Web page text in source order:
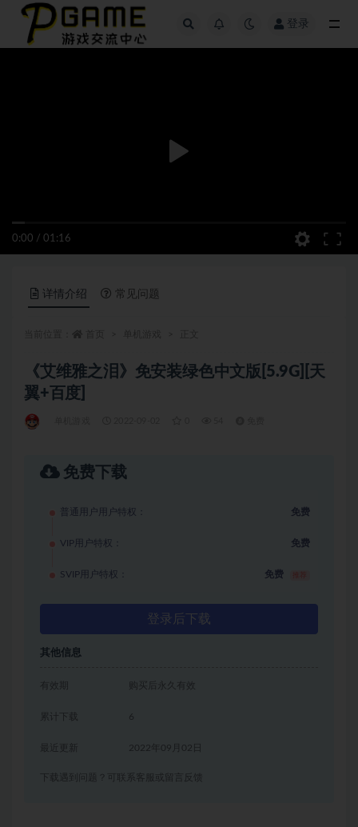
登录
0:00 / 01:16
详情介绍 常见问题
《艾维雅之泪》免安装绿色中文版[5.9G][天
翼+百度]
免费下载
普通用户用户特权： 免费
VIP用户特权： 免费
SVIP用户特权： 免费
登录后下载
其他信息
有效期 购买后永久有效
累计下载 6
2022年09月02日
下载遇到问题？可联系客服或留言反馈
全部